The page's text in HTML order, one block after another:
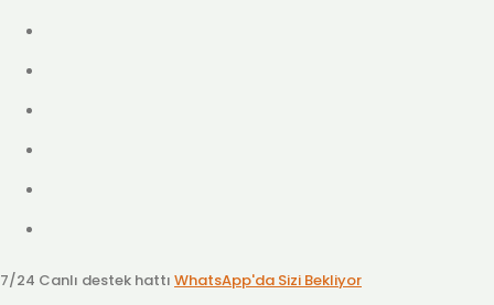
7/24 Canlı destek hattı WhatsApp'da Sizi Bekliyor